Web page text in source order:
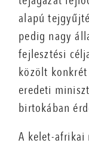
alapú
pedig nagy
fejlesztési
közölt
eredeti
birtokában
A kelet-